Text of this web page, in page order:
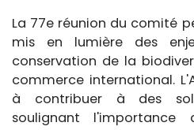
La 77e réunion du comité
mis en lumière des
conservation de la
commerce international.
à contribuer à des
soulignant l'importance